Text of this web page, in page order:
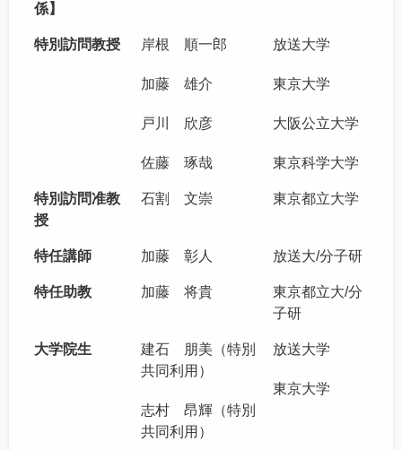
係】
特別訪問教授 岸根 順一郎
加藤 雄介
戸川 欣彦
佐藤 琢哉
放送大学
東京大学
大阪公立大学
東京科学大学
特別訪問准教
授
石割 文崇 東京都立大学
特任講師 加藤 彰人 放送大/分子研
特任助教 加藤 将貴
東京都立大/分
子研
大学院生
建石 朋美（特別
共同利用）
志村 昂輝（特別
共同利用）
放送大学
東京大学